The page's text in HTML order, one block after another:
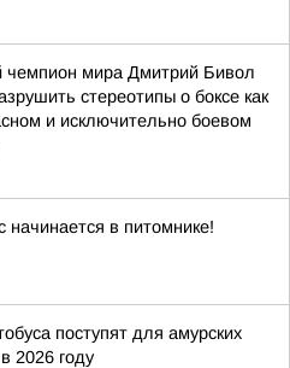
чемпион мира Дмитрий Бивол
стереотипы о боксе как
и исключительно боевом
начинается в питомнике!
поступят для амурских
2026 году